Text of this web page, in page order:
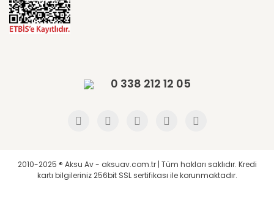
0 338 212 12 05
2010-2025 ® Aksu Av - aksuav.com.tr | Tüm hakları saklıdır. Kredi
kartı bilgileriniz 256bit SSL sertifikası ile korunmaktadır.